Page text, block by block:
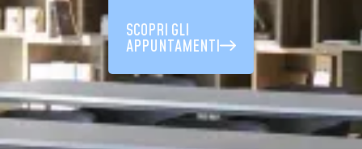
SCOPRI GLI
APPUNTAMENTI